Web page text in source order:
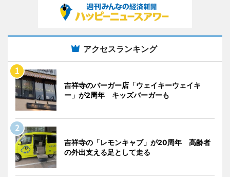
アクセスランキング
吉祥寺のバーガー店「ウェイキーウェイキ
ー」が2周年 キッズバーガーも
吉祥寺の「レモンキャブ」が20周年 高齢者
の外出支える足として走る